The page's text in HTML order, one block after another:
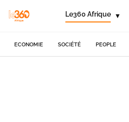
Le360 Afrique ▾
ECONOMIE SOCIÉTÉ PEOPLE